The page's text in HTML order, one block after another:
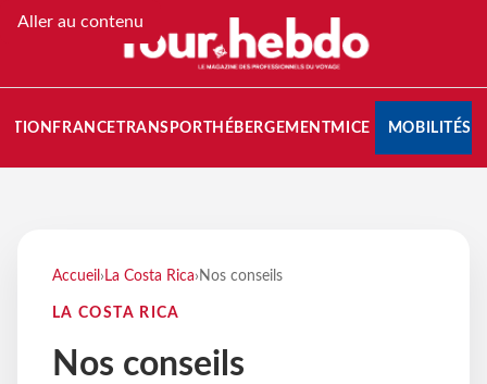
Aller au contenu
FRANCETRANSPORT HÉBERGEMENTMICE MOBILITÉS
Accueil › La Costa Rica› Nos conseils
LA COSTA RICA
Nos conseils